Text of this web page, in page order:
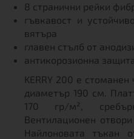
8 странични рейки
гъвкавост и
вятъра
главен стълб от
антикорозионна защита
KERRY 200 е
диаметър 190 см.
170 гр/м²,
Вентилационен
Найлоновата тъкан